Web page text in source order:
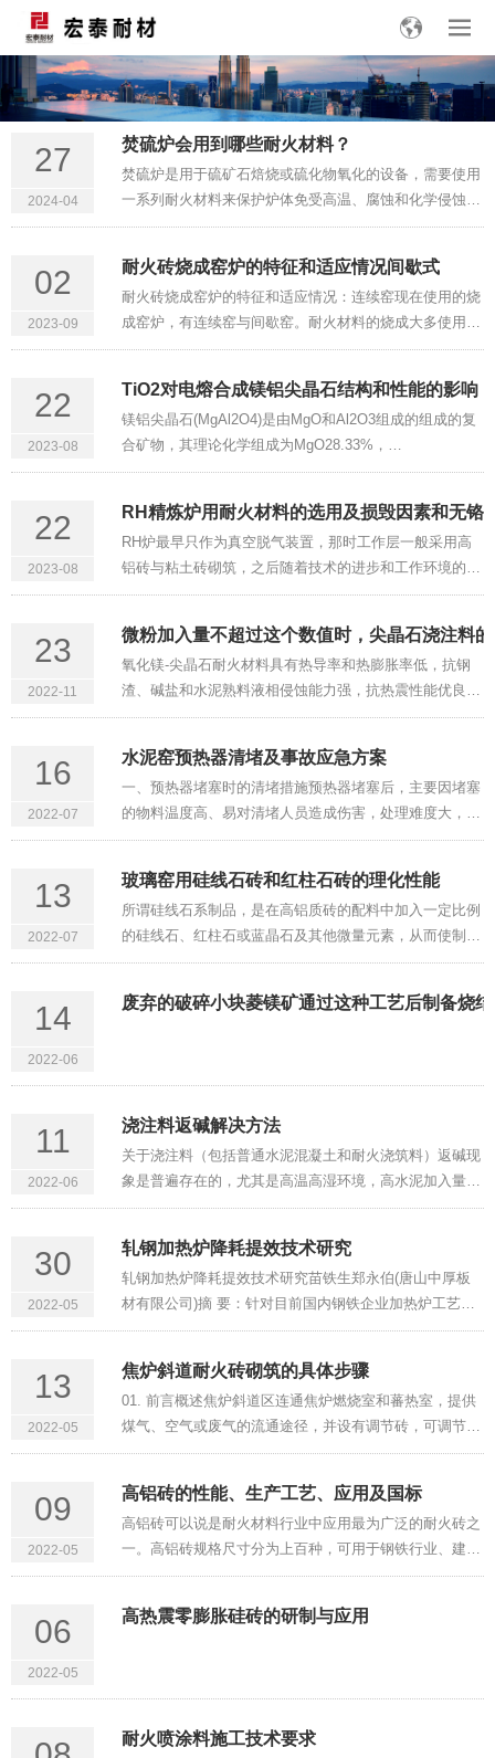
27
2024-04
焚硫炉会用到哪些耐火材料？
焚硫炉是用于硫矿石焙烧或硫化物氧化的设备，需要使用
一系列耐火材料来保护炉体免受高温、腐蚀和化学侵蚀的
影响。以下是焚硫炉可能使用的一些耐火材料：耐火砖：
这些砖能够耐受高温···
02
2023-09
耐火砖烧成窑炉的特征和适应情况间歇式
耐火砖烧成窑炉的特征和适应情况：连续窑现在使用的烧
成窑炉，有连续窑与间歇窑。耐火材料的烧成大多使用连
续窑，仅硅砖或特殊砖的烧成使用不连续窑。（1）连续
式钟罩窑。一、连续窑···
22
2023-08
TiO2对电熔合成镁铝尖晶石结构和性能的影响
镁铝尖晶石(MgAl2O4)是由MgO和Al2O3组成的组成的复
合矿物，其理论化学组成为MgO28.33%，
Al2O371.67%。它具有耐高温，热膨胀率低，热震稳定性
广泛地应用于钢包、活性石灰窑和水泥回转···
22
2023-08
RH精炼炉用耐火材料的选用及损毁因素和无铬
RH炉最早只作为真空脱气装置，那时工作层一般采用高
铝砖与粘土砖砌筑，之后随着技术的进步和工作环境的改
变，传统的粘土砖与高铝砖已无法满足使用要求。经过不
炉上，炉衬寿命提高数倍···
23
2022-11
微粉加入量不超过这个数值时，尖晶石浇注料
氧化镁-尖晶石耐火材料具有热导率和热膨胀率低，抗钢
渣、碱盐和水泥熟料液相侵蚀能力强，抗热震性能优良等
特性，是一种性能优良的环境友好型耐火材料，有望作为
无需预成型和煅烧即可···
16
2022-07
水泥窑预热器清堵及事故应急方案
一、预热器堵塞时的清堵措施预热器堵塞后，主要因堵塞
的物料温度高、易对清堵人员造成伤害，处理难度大，所
以一般清堵时间较长。但可以根据堵塞实际情况和堵塞部
的。1、预分解系统出现···
13
2022-07
玻璃窑用硅线石砖和红柱石砖的理化性能
所谓硅线石系制品，是在高铝质砖的配料中加入一定比例
的硅线石、红柱石或蓝晶石及其他微量元素，从而使制品
的抗热震性得到改善，特别是制品的高温蠕变率得到降
石和蓝晶石的加热相变行···
14
2022-06
废弃的破碎小块菱镁矿通过这种工艺后制备烧
11
2022-06
浇注料返碱解决方法
关于浇注料（包括普通水泥混凝土和耐火浇筑料）返碱现
象是普遍存在的，尤其是高温高湿环境，高水泥加入量配
方，比如轻质料。任何一家高铝水泥都存在这种情况，当
返碱剂（普通水泥混凝···
30
2022-05
轧钢加热炉降耗提效技术研究
轧钢加热炉降耗提效技术研究苗铁生郑永伯(唐山中厚板
材有限公司)摘 要：针对目前国内钢铁企业加热炉工艺控
制的不足，通过钢坯温度计算模型、基于专家规则的炉温
等手段，优化加热炉燃···
13
2022-05
焦炉斜道耐火砖砌筑的具体步骤
01. 前言概述焦炉斜道区连通焦炉燃烧室和蕃热室，提供
煤气、空气或废气的流通途径，并设有调节砖，可调节气
流流量，有利于温度控制和加热均匀性。02. 焦炉斜道部
口清扫→膨胀缝清扫···
09
2022-05
高铝砖的性能、生产工艺、应用及国标
高铝砖可以说是耐火材料行业中应用最为广泛的耐火砖之
一。高铝砖规格尺寸分为上百种，可用于钢铁行业、建材
行业、电力行业等多种热工窑炉。一般来说把Al₂O₃含量
型的产品即为常用的···
06
2022-05
高热震零膨胀硅砖的研制与应用
耐火喷涂料施工技术要求